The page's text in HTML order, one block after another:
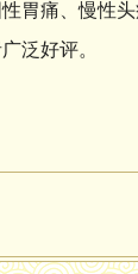
胃痛、慢性
泛好评。